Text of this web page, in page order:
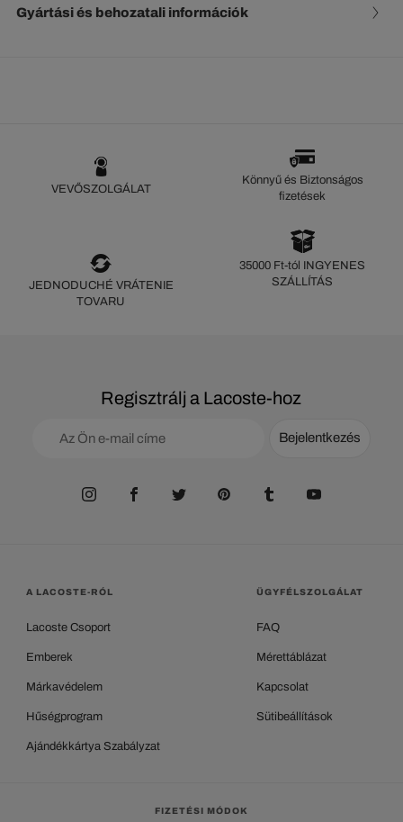
Gyártási és behozatali információk
VEVŐSZOLGÁLAT
Könnyű és Biztonságos
fizetések
JEDNODUCHÉ VRÁTENIE
TOVARU
35000 Ft-tól INGYENES
SZÁLLÍTÁS
Regisztrálj a Lacoste-hoz
Bejelentkezés
A LACOSTE-RÓL
Lacoste Csoport
Emberek
Márkavédelem
Hűségprogram
Ajándékkártya Szabályzat
ÜGYFÉLSZOLGÁLAT
FAQ
Mérettáblázat
Kapcsolat
Sütibeállítások
FIZETÉSI MÓDOK